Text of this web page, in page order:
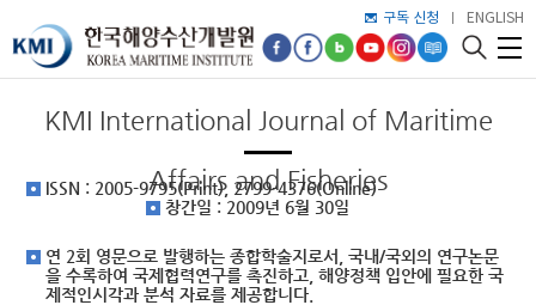
구독 신청 ENGLISH
KMI International Journal of Maritime
Affairs and Fisheries
ISSN : 2005-9795(Print), 2799-4376(Online)
창간일 : 2009년 6월 30일
연 2회 영문으로 발행하는 종합학술지로서, 국내/국외의 연구논문
을 수록하여 국제협력연구를 촉진하고, 해양정책 입안에 필요한 국
제적인시각과 분석 자료를 제공합니다.